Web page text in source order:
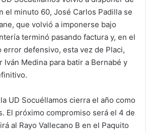
el minuto 60, José Carlos Padilla se
que volvió a imponerse bajo
terminó pasando factura y, en el
error defensivo, esta vez de Placi,
Iván Medina para batir a Bernabé y
UD Socuéllamos cierra el año como
El próximo compromiso será el 4 de
al Rayo Vallecano B en el Paquito